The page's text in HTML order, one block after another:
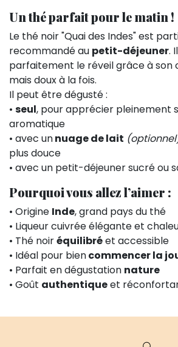
Un thé parfait pour le matin !
Le thé noir "Quai des Indes" est
recommandé au petit-déjeuner.
parfaitement le réveil grâce à
mais doux à la fois.
Il peut être dégusté :
• seul, pour apprécier pleinement
aromatique
• avec unnuage de lait
plus douce
• avec un petit-déjeuner sucré ou
Pourquoi vous allez l’aimer :
• Origine Inde, grand pays du thé
• Liqueur cuivrée élégante et
• Thé noiréquilibréet accessible
• Idéal pour biencommencer la
• Parfait en dégustation nature
• Goût authentiqueet